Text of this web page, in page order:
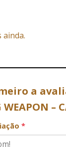
ainda.
a avaliar
–
*